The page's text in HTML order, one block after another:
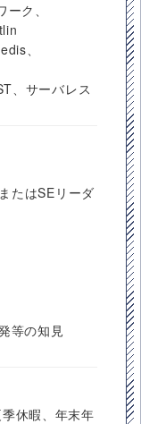
ク、
、
、サーバレス
たはSEリーダ
等の知見
休暇、年末年